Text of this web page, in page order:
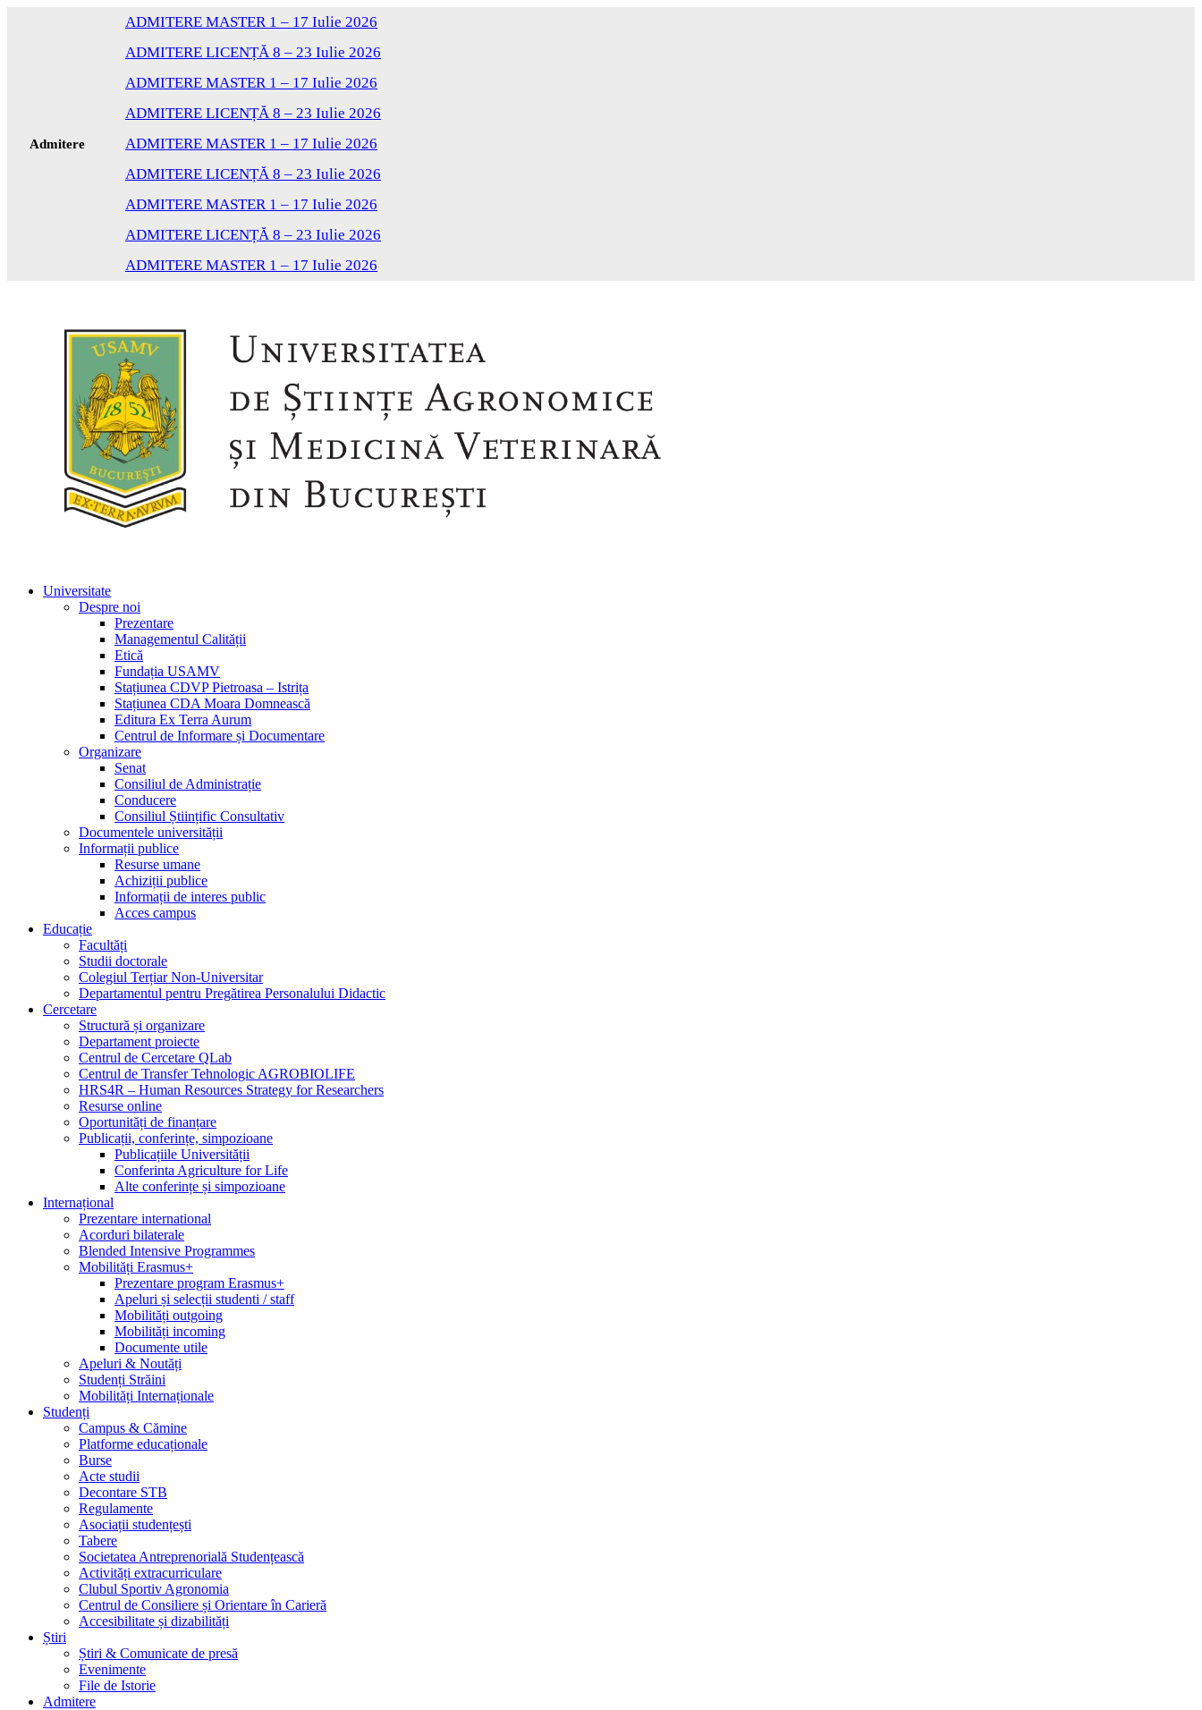
Admitere
ADMITERE MASTER 1 – 17 Iulie 2026
ADMITERE LICENȚĂ 8 – 23 Iulie 2026
ADMITERE MASTER 1 – 17 Iulie 2026
ADMITERE LICENȚĂ 8 – 23 Iulie 2026
ADMITERE MASTER 1 – 17 Iulie 2026
ADMITERE LICENȚĂ 8 – 23 Iulie 2026
ADMITERE MASTER 1 – 17 Iulie 2026
ADMITERE LICENȚĂ 8 – 23 Iulie 2026
ADMITERE MASTER 1 – 17 Iulie 2026
Universitate
Despre noi
Prezentare
Managementul Calității
Etică
Fundația USAMV
Stațiunea CDVP Pietroasa – Istrița
Stațiunea CDA Moara Domnească
Editura Ex Terra Aurum
Centrul de Informare și Documentare
Organizare
Senat
Consiliul de Administrație
Conducere
Consiliul Științific Consultativ
Documentele universității
Informații publice
Resurse umane
Achiziții publice
Informații de interes public
Acces campus
Educație
Facultăți
Studii doctorale
Colegiul Terțiar Non-Universitar
Departamentul pentru Pregătirea Personalului Didactic
Cercetare
Structură și organizare
Departament proiecte
Centrul de Cercetare QLab
Centrul de Transfer Tehnologic AGROBIOLIFE
HRS4R – Human Resources Strategy for Researchers
Resurse online
Oportunități de finanțare
Publicații, conferințe, simpozioane
Publicațiile Universității
Conferinta Agriculture for Life
Alte conferințe și simpozioane
Internațional
Prezentare international
Acorduri bilaterale
Blended Intensive Programmes
Mobilități Erasmus+
Prezentare program Erasmus+
Apeluri și selecții studenti / staff
Mobilități outgoing
Mobilități incoming
Documente utile
Apeluri & Noutăți
Studenți Străini
Mobilități Internaționale
Studenți
Campus & Cămine
Platforme educaționale
Burse
Acte studii
Decontare STB
Regulamente
Asociații studențești
Tabere
Societatea Antreprenorială Studențească
Activități extracurriculare
Clubul Sportiv Agronomia
Centrul de Consiliere și Orientare în Carieră
Accesibilitate și dizabilități
Știri
Știri & Comunicate de presă
Evenimente
File de Istorie
Admitere